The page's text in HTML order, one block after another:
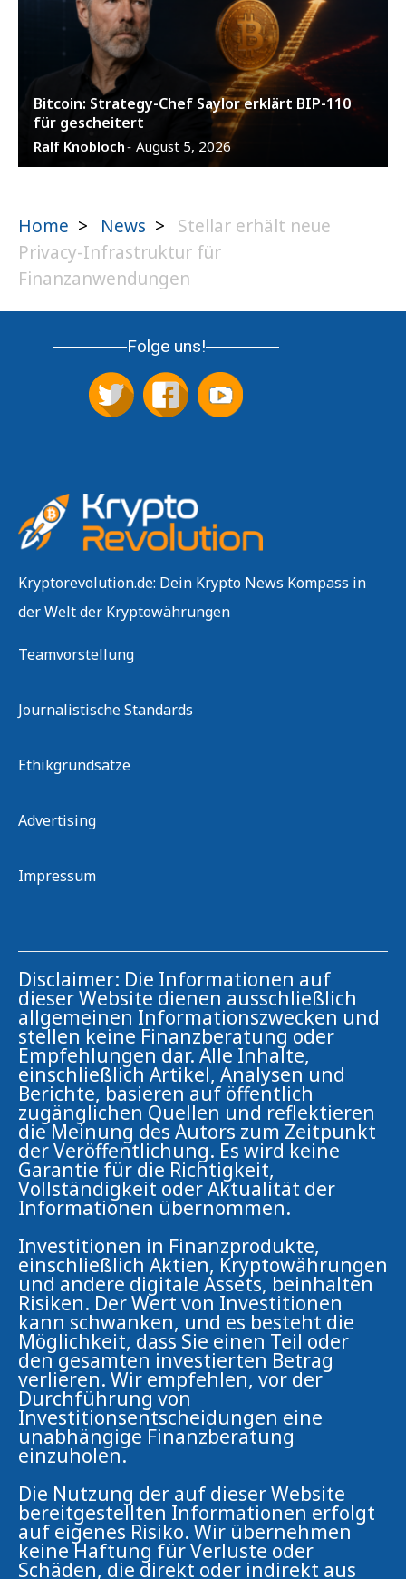
Bitcoin: Strategy-Chef Saylor erklärt BIP-110
für gescheitert
Ralf Knobloch- August 5, 2026
Home > News >
Stellar erhält neue
Privacy-Infrastruktur für
Finanzanwendungen
Folge uns!
Kryptorevolution.de: Dein Krypto News Kompass in
der Welt der Kryptowährungen
Teamvorstellung
Journalistische Standards
Ethikgrundsätze
Advertising
Impressum
Disclaimer: Die Informationen auf
dieser Website dienen ausschließlich
allgemeinen Informationszwecken und
stellen keine Finanzberatung oder
Empfehlungen dar. Alle Inhalte,
einschließlich Artikel, Analysen und
Berichte, basieren auf öffentlich
zugänglichen Quellen und reflektieren
die Meinung des Autors zum Zeitpunkt
der Veröffentlichung. Es wird keine
Garantie für die Richtigkeit,
Vollständigkeit oder Aktualität der
Informationen übernommen.
Investitionen in Finanzprodukte,
einschließlich Aktien, Kryptowährungen
und andere digitale Assets, beinhalten
Risiken. Der Wert von Investitionen
kann schwanken, und es besteht die
Möglichkeit, dass Sie einen Teil oder
den gesamten investierten Betrag
verlieren. Wir empfehlen, vor der
Durchführung von
Investitionsentscheidungen eine
unabhängige Finanzberatung
einzuholen.
Die Nutzung der auf dieser Website
bereitgestellten Informationen erfolgt
auf eigenes Risiko. Wir übernehmen
keine Haftung für Verluste oder
Schäden, die direkt oder indirekt aus